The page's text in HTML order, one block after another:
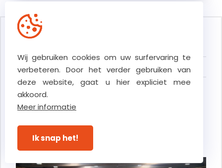
Blog categorieën
Alles
Recente artikels
Wij gebruiken cookies om uw surfervaring te
verbeteren. Door het verder gebruiken van
deze website, gaat u hier expliciet mee
akkoord.
Meer informatie
Ik snap het!